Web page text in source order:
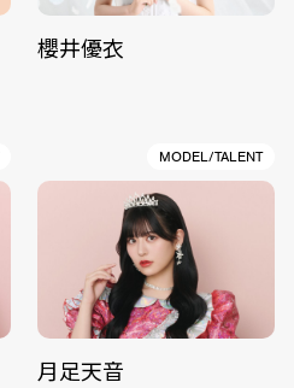
櫻井優衣
MODEL/TALENT
月足天音